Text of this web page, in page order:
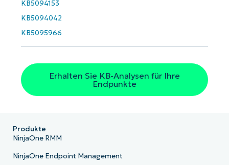
KB5094153
KB5094042
KB5095966
Erhalten Sie KB-Analysen für Ihre
Endpunkte
Phone
Land
Company
name*
Produkte
NinjaOne RMM
NinjaOne Endpoint Management